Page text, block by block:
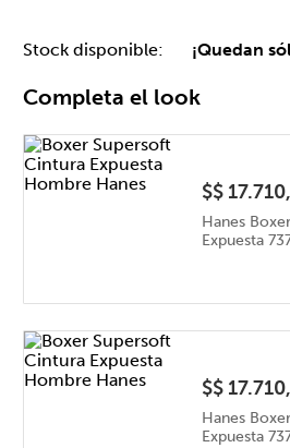
¡Quedan
Completa el look
$$
Hanes
Expuesta
$$
Hanes
Expuesta